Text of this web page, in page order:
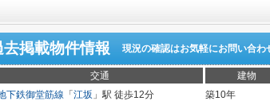
去掲載物件情報 現況の確認はお気軽にお問い合わ
交通 建物
下鉄御堂筋線 「 江坂 」駅 徒歩12分
築10年